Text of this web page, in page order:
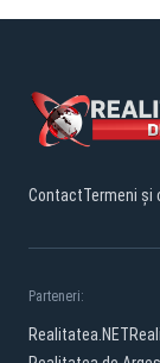
ContactTermeni și
Parteneri:
Realitatea.NET